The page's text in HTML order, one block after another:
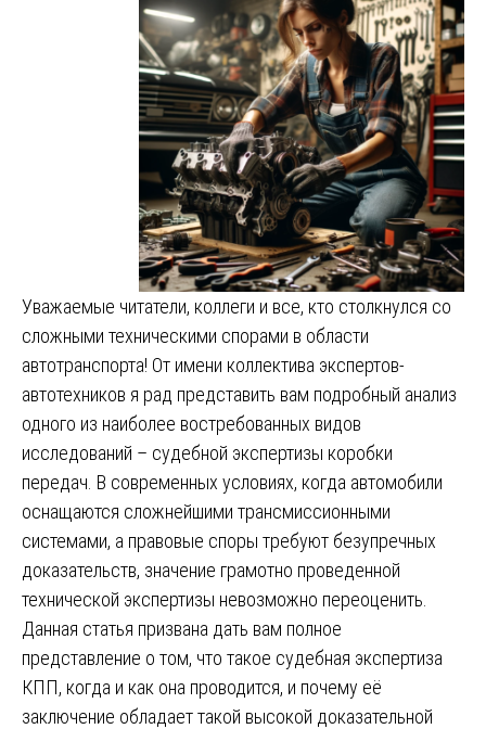
Уважаемые читатели, коллеги и все, кто столкнулся со
сложными техническими спорами в области
автотранспорта! От имени коллектива экспертов-
автотехников я рад представить вам подробный анализ
одного из наиболее востребованных видов
исследований – судебной экспертизы коробки
передач. В современных условиях, когда автомобили
оснащаются сложнейшими трансмиссионными
системами, а правовые споры требуют безупречных
доказательств, значение грамотно проведенной
технической экспертизы невозможно переоценить.
Данная статья призвана дать вам полное
представление о том, что такое судебная экспертиза
КПП, когда и как она проводится, и почему её
заключение обладает такой высокой доказательной